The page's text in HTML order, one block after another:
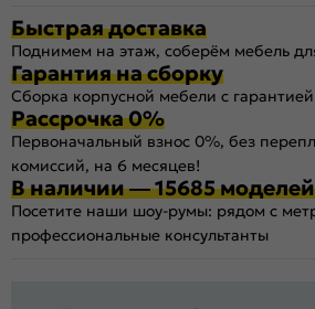
Быстрая доставка
Поднимем на этаж, соберём мебель
Гарантия на сборку
Сборка корпусной мебели с
Рассрочка 0%
Первоначальный взнос 0%, без
комиссий, на 6 месяцев!
В наличии — 15685 моделей
Посетите наши шоу-румы: рядом с
профессиональные консультанты